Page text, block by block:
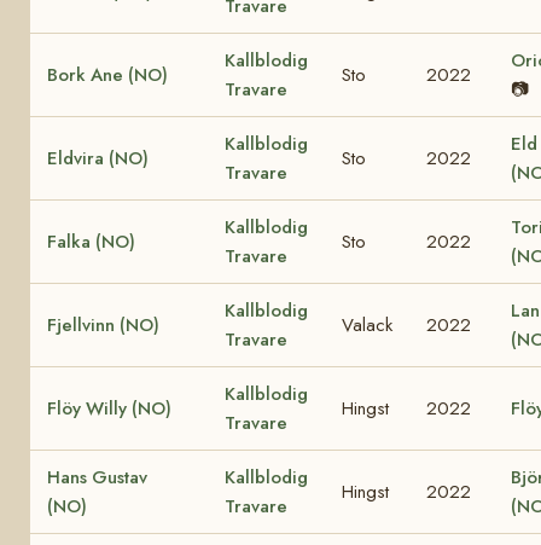
Travare
Bork Ane (NO)
Kallblodig
Travare
Sto 2022
📷
Eldvira (NO)
Kallblodig
Travare
Sto 2022
Falka (NO)
Kallblodig
Travare
Sto 2022
Fjellvinn (NO)
Kallblodig
Travare
Valack 2022
Flöy Willy (NO)
Kallblodig
Travare
Hingst 2022
Hans Gustav
(NO)
Kallblodig
Travare
Hingst 2022